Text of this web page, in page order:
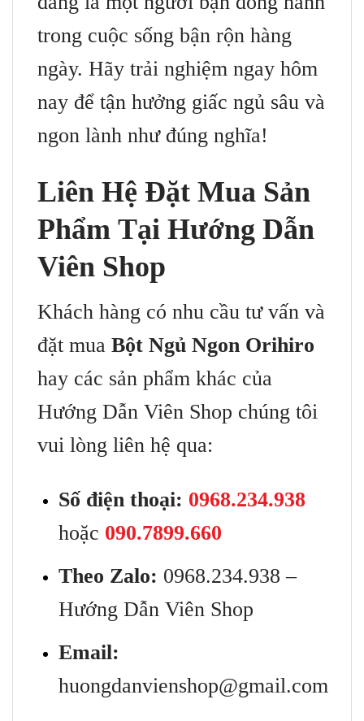
trong cuộc sống bận rộn hàng
ngày. Hãy trải nghiệm ngay hôm
nay để tận hưởng giấc ngủ sâu và
ngon lành như đúng nghĩa!
Liên Hệ Đặt Mua Sản
Phẩm Tại Hướng Dẫn
Viên Shop
Khách hàng có nhu cầu tư vấn và
đặt mua Bột Ngủ Ngon Orihiro
hay các sản phẩm khác của
Hướng Dẫn Viên Shop chúng tôi
vui lòng liên hệ qua:
Số điện thoại: 0968.234.938
hoặc 090.7899.660
Theo Zalo: 0968.234.938 –
Hướng Dẫn Viên Shop
Email:
huongdanvienshop@gmail.com